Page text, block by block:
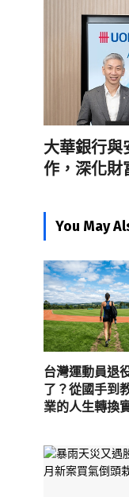
大華銀行與
作，深化財
You May
台灣運動員退
了？從國手到
業的人生轉換